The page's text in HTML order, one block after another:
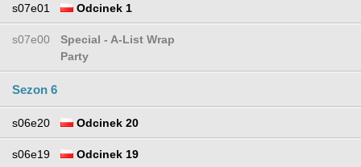
s07e01 Odcinek 1
s07e00
Special - A-List Wrap
Party
Sezon 6
s06e20 Odcinek 20
s06e19 Odcinek 19